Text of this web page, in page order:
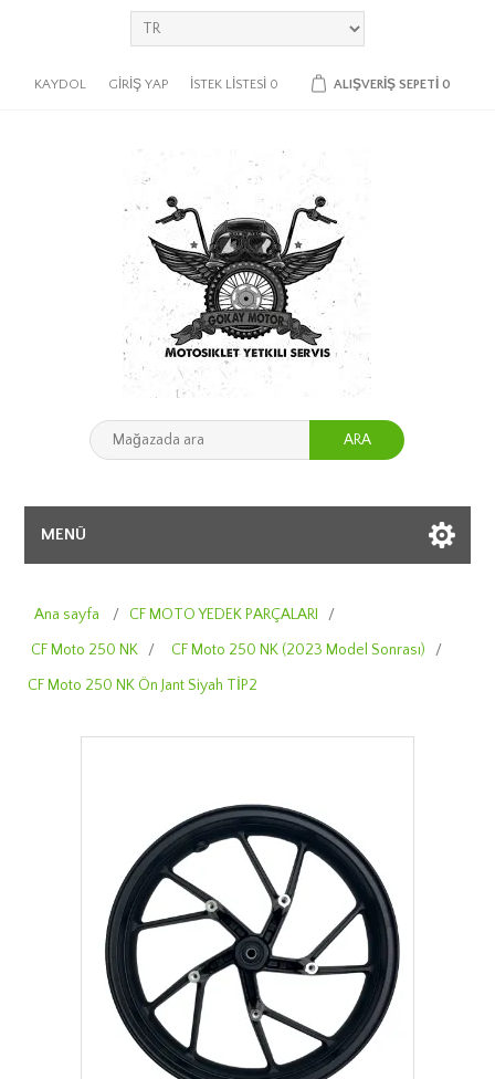
KAYDOL GIRIŞ YAP İSTEK LISTESI 0 ALIŞVERIŞ SEPETI 0
ARA
MENÜ
Ana sayfa / CF MOTO YEDEK PARÇALARI
/
CF Moto 250 NK
/ CF Moto 250 NK (2023 Model Sonrası)
/
CF Moto 250 NK Ön Jant Siyah TİP2